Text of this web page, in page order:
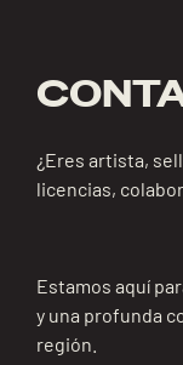
¿Eres artista,
licencias,
Estamos aquí
y una profunda
región.